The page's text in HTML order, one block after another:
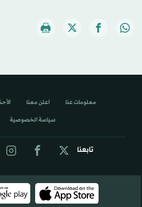
تابعنا
معلومات عنا اعلن معنا
سياسة الخصوصية